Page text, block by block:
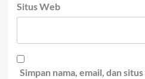
Situs Web
Simpan nama, email, dan